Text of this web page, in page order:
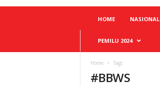
HOME NASIONAL
PEMILU 2024
Home Tags
#BBWS